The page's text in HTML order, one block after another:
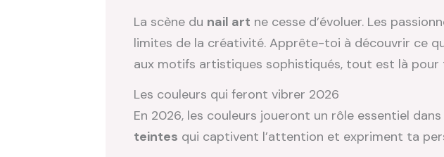
La scène du nail art ne cesse d’évoluer. Les
limites de la créativité. Apprête-toi à découvrir ce
aux motifs artistiques sophistiqués, tout est là pour
Les couleurs qui feront vibrer 2026
En 2026, les couleurs joueront un rôle essentiel dans
teintes qui captivent l’attention et expriment ta